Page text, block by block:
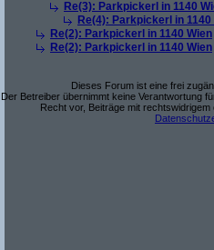
Re(3): Parkpickerl in 1140
Re(4): Parkpickerl in 1140
Re(2): Parkpickerl in 1140 Wien
Re(2): Parkpickerl in 1140 Wien
Dieses Forum ist eine frei
Der Betreiber übernimmt keine Verantwortung
Recht vor, Beiträge mit